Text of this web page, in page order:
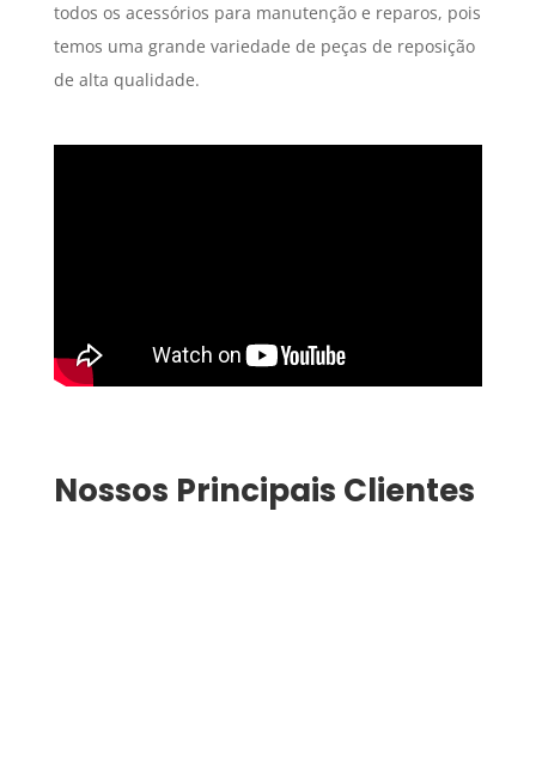
todos os acessórios para manutenção e reparos, pois
temos uma grande variedade de peças de reposição
de alta qualidade.
Nossos Principais Clientes